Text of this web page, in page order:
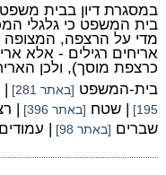
במסגרת דיון בבית
בית המשפט כי גלגלי
מדי על הרצפה, המצופה
אריחים רגילים - אלא
כרצפת מוסך), ולכן
בית-המשפט [באתר 281] |
195]
| שטח [באתר 396] |
שברים [באתר 98] | עמודים